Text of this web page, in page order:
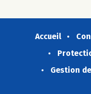
Accueil
Gestion